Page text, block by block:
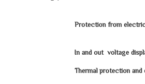
Protection from
In and out voltage
Thermal protection and